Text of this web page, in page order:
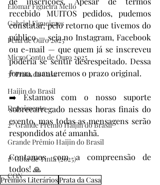
Elomar Figueira Mello
Gabriel Figueiraes
Pena de Ouro 2025
MicroConto de Ouro 2025
3º Prata da Casa
Haijin do Brasil
Depoimento
2º Grande Prêmio Haijin do Brasil
Grande Prêmio Haijin do Brasil
1º Gota de Tinta (2025)
CON
recebido MUITOS pedidos, pudemos
constatar, pelo retorno que tivemos do
público — seja no Instagram, Facebook
ou e-mail — que quem já se inscreveu
poderia se sentir desrespeitado. Dessa
forma, manteremos o prazo original.
➡️ Estamos com o nosso suporte
sobrecarregado nessas horas finais do
evento, mas todas as mensagens serão
respondidos até amanhã.
Contamos com a compreensão de
todos! 🙏
Prêmios LiteráriosPrata da Casa